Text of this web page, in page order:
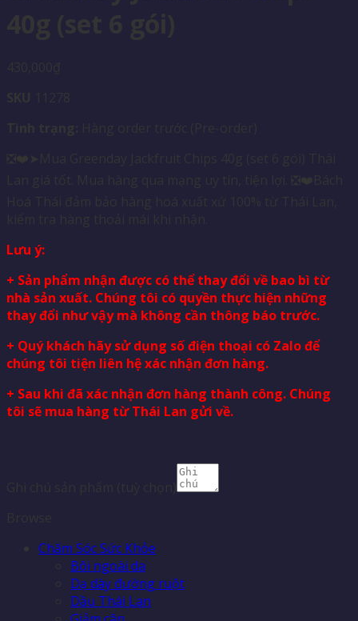
Lưu ý:
+ Sản phẩm nhận được có thể thay đổi về bao bì từ
nhà sản xuất. Chúng tôi có quyền thực hiện những
thay đổi như vậy mà không cần thông báo trước.
+ Quý khách hãy sử dụng số điện thoại có Zalo để
chúng tôi tiện liên hệ xác nhận đơn hàng.
+ Sau khi đã xác nhận đơn hàng thành công. Chúng
tôi sẽ mua hàng từ Thái Lan gửi về.
Chăm Sóc Sức Khỏe
Bôi ngoài da
Dạ dày đường ruột
Dầu Thái Lan